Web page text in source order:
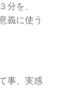
分を、
義に使う
事、実感